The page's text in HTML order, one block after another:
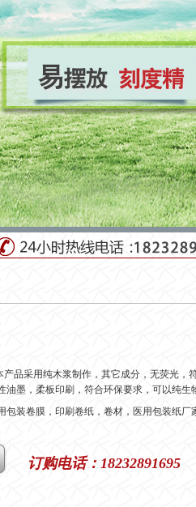
产品采用纯木浆制作，其它成分，无荧光，
油墨，柔板印刷，符合环保要求，可以纯生
包装卷膜，印刷卷纸，卷材，医用包装纸厂
订购电话：18232891695